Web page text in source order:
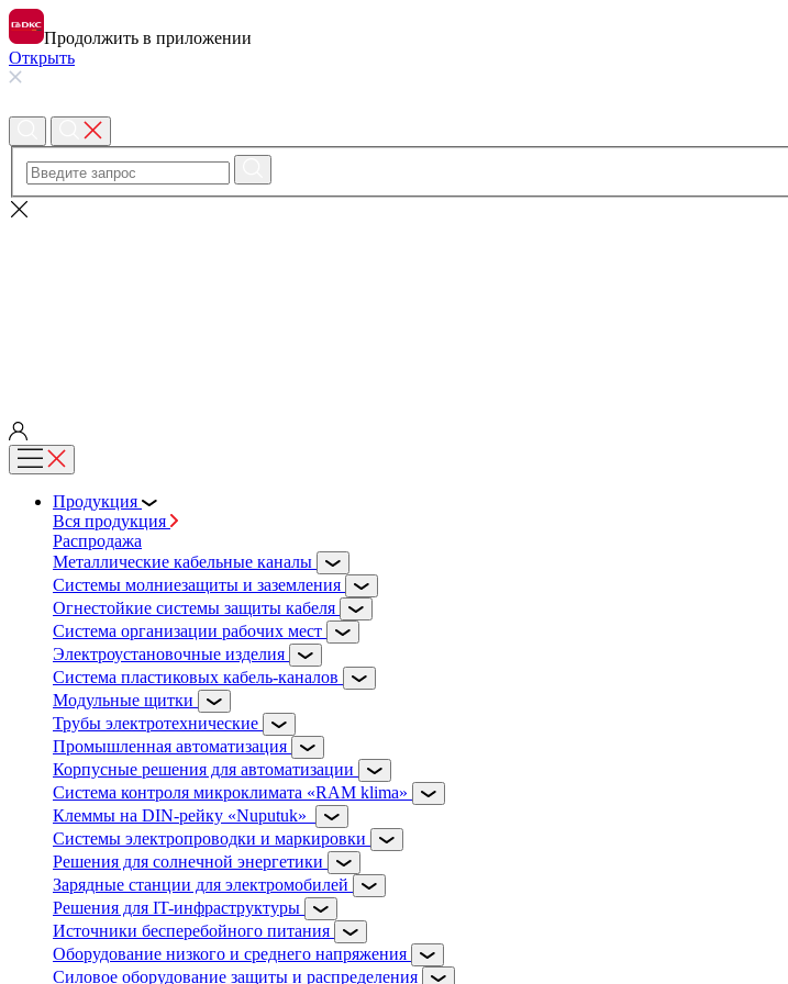
Продолжить в приложении
Открыть
Продукция
Вся продукция
Распродажа
Металлические кабельные каналы
Системы молниезащиты и заземления
Огнестойкие системы защиты кабеля
Система организации рабочих мест
Электроустановочные изделия
Система пластиковых кабель-каналов
Модульные щитки
Трубы электротехнические
Промышленная автоматизация
Корпусные решения для автоматизации
Система контроля микроклимата «RAM klima»
Клеммы на DIN-рейку «Nuputuk»
Системы электропроводки и маркировки
Решения для солнечной энергетики
Зарядные станции для электромобилей
Решения для IT-инфраструктуры
Источники бесперебойного питания
Оборудование низкого и среднего напряжения
Силовое оборудование защиты и распределения